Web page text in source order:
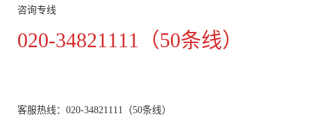
咨询专线
020-34821111（50条线）
客服热线：020-34821111（50条线）